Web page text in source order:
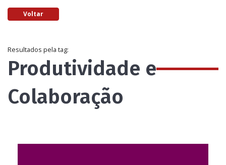
Voltar
Resultados pela tag:
Produtividade e
Colaboração